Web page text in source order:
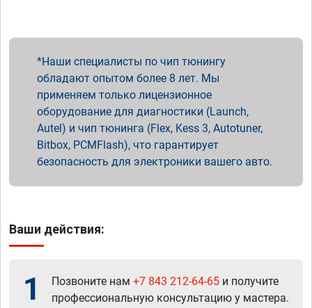
Наши специалисты по чип тюнингу
обладают опытом более 8 лет. Мы
применяем только лицензионное
оборудование для диагностики (Launch,
Autel) и чип тюнинга (Flex, Kess 3, Autotuner,
Bitbox, PCMFlash), что гарантирует
безопасность для электроники вашего авто.
Ваши действия:
1 Позвоните нам +7 843 212-64-65 и получите
профессиональную консультацию у мастера.